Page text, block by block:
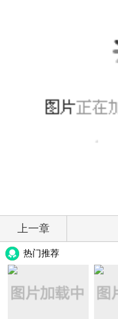
上一章
热门推荐